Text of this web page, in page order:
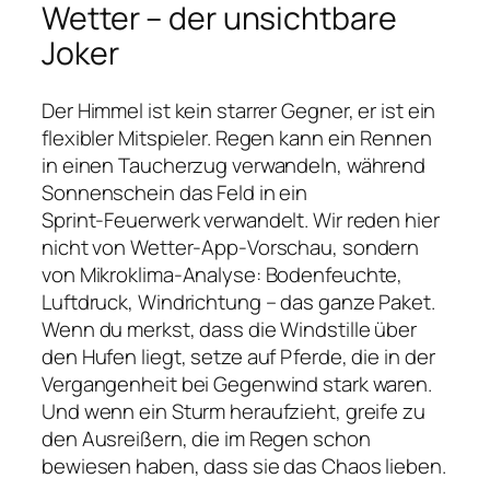
Wetter – der unsichtbare
Joker
Der Himmel ist kein starrer Gegner, er ist ein
flexibler Mitspieler. Regen kann ein Rennen
in einen Taucherzug verwandeln, während
Sonnenschein das Feld in ein
Sprint‑Feuerwerk verwandelt. Wir reden hier
nicht von Wetter‑App‑Vorschau, sondern
von Mikroklima‑Analyse: Bodenfeuchte,
Luftdruck, Windrichtung – das ganze Paket.
Wenn du merkst, dass die Windstille über
den Hufen liegt, setze auf Pferde, die in der
Vergangenheit bei Gegenwind stark waren.
Und wenn ein Sturm heraufzieht, greife zu
den Ausreißern, die im Regen schon
bewiesen haben, dass sie das Chaos lieben.